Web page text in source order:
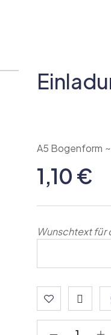
A5 Bogenform ~
1,10 €
Wunschtext für